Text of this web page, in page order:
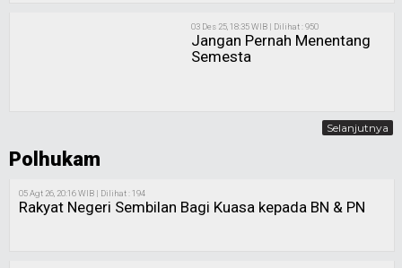
03 Des 25, 18:35 WIB | Dilihat : 950
Jangan Pernah Menentang
Semesta
Selanjutnya
Polhukam
05 Agt 26, 20:16 WIB | Dilihat : 194
Rakyat Negeri Sembilan Bagi Kuasa kepada BN & PN